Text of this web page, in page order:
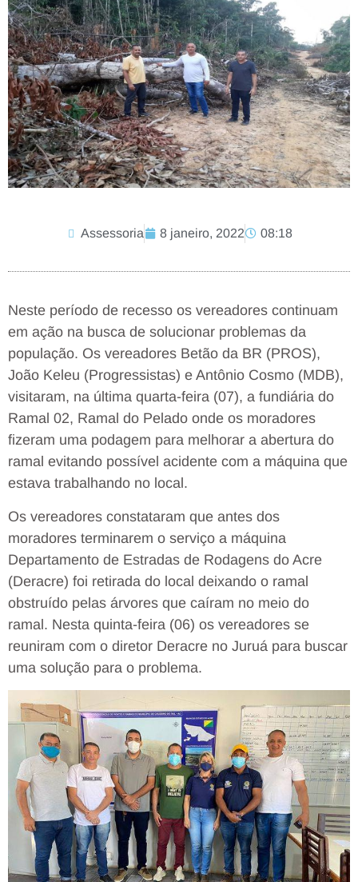
Assessoria 8 janeiro, 2022 08:18
Neste período de recesso os vereadores continuam
em ação na busca de solucionar problemas da
população. Os vereadores Betão da BR (PROS),
João Keleu (Progressistas) e Antônio Cosmo (MDB),
visitaram, na última quarta-feira (07), a fundiária do
Ramal 02, Ramal do Pelado onde os moradores
fizeram uma podagem para melhorar a abertura do
ramal evitando possível acidente com a máquina que
estava trabalhando no local.
Os vereadores constataram que antes dos
moradores terminarem o serviço a máquina
Departamento de Estradas de Rodagens do Acre
(Deracre) foi retirada do local deixando o ramal
obstruído pelas árvores que caíram no meio do
ramal. Nesta quinta-feira (06) os vereadores se
reuniram com o diretor Deracre no Juruá para buscar
uma solução para o problema.